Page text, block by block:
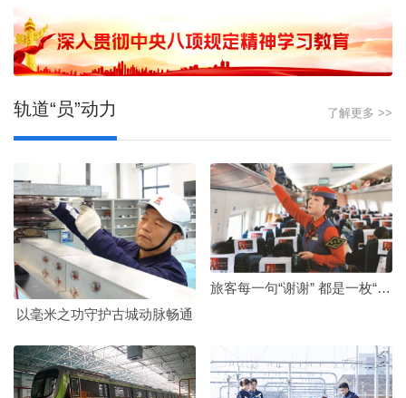
轨道“员”动力 了解更多 >>
以毫米之功守护古城动脉畅通
旅客每一句“谢谢” 都是一枚“奖章”